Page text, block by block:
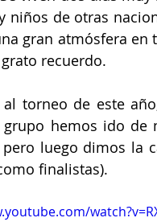
niños de otras
gran atmósfera en
recuerdo.
al torneo de este
hemos ido de
luego dimos la
finalistas).